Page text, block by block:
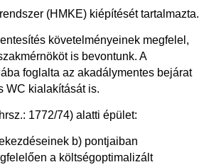
(HMKE) kiépítését tartalmazta.
követelményeinek megfelel,
is bevontunk. A
foglalta az akadálymentes bejárat
WC kialakítását is.
1772/74) alatti épület:
b) pontjaiban
a költségoptimalizált